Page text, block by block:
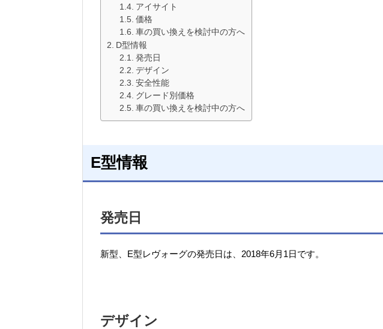
アイサイト
価格
車の買い換えを検討中の方へ
D型情報
発売日
デザイン
安全性能
グレード別価格
車の買い換えを検討中の方へ
E型情報
発売日
新型、E型レヴォーグの発売日は、2018年6月1日です。
デザイン